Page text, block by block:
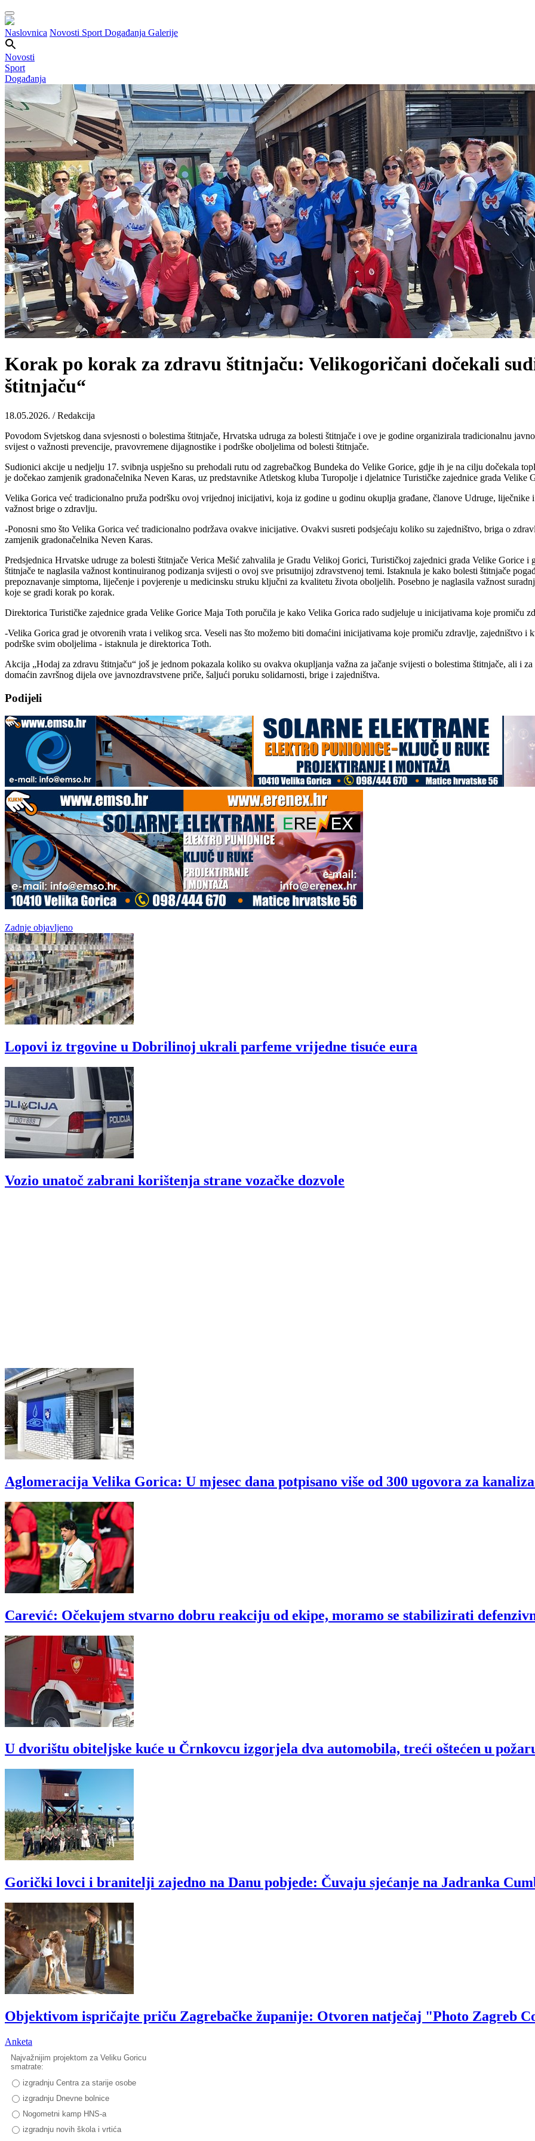
Naslovnica Novosti Sport Događanja Galerije
Novosti
Sport
Događanja
Korak po korak za zdravu štitnjaču: Velikogoričani dočekali
štitnjaču“
18.05.2026. / Redakcija
Povodom Svjetskog dana svjesnosti o bolestima štitnjače, Hrvatska udruga za bolesti štitnjače i ove je godine organizirala tradicionalnu
svijest o važnosti prevencije, pravovremene dijagnostike i podrške oboljelima od bolesti štitnjače.
Sudionici akcije u nedjelju 17. svibnja uspješno su prehodali rutu od zagrebačkog Bundeka do Velike Gorice, gdje ih je na cilju dočekala
je dočekao zamjenik gradonačelnika Neven Karas, uz predstavnike Atletskog kluba Turopolje i djelatnice Turističke zajednice grada Velike
Velika Gorica već tradicionalno pruža podršku ovoj vrijednoj inicijativi, koja iz godine u godinu okuplja građane, članove Udruge, liječnike
važnost brige o zdravlju.
-Ponosni smo što Velika Gorica već tradicionalno podržava ovakve inicijative. Ovakvi susreti podsjećaju koliko su zajedništvo, briga o
zamjenik gradonačelnika Neven Karas.
Predsjednica Hrvatske udruge za bolesti štitnjače Verica Mešić zahvalila je Gradu Velikoj Gorici, Turističkoj zajednici grada Velike Gorice
štitnjače te naglasila važnost kontinuiranog podizanja svijesti o ovoj sve prisutnijoj zdravstvenoj temi. Istaknula je kako bolesti štitnjače
prepoznavanje simptoma, liječenje i povjerenje u medicinsku struku ključni za kvalitetu života oboljelih. Posebno je naglasila važnost
koje se gradi korak po korak.
Direktorica Turističke zajednice grada Velike Gorice Maja Toth poručila je kako Velika Gorica rado sudjeluje u inicijativama koje promiču
-Velika Gorica grad je otvorenih vrata i velikog srca. Veseli nas što možemo biti domaćini inicijativama koje promiču zdravlje, zajedništvo i
podrške svim oboljelima - istaknula je direktorica Toth.
Akcija „Hodaj za zdravu štitnjaču“ još je jednom pokazala koliko su ovakva okupljanja važna za jačanje svijesti o bolestima štitnjače, ali i
domaćin završnog dijela ove javnozdravstvene priče, šaljući poruku solidarnosti, brige i zajedništva.
Podijeli
Zadnje objavljeno
Lopovi iz trgovine u Dobrilinoj ukrali parfeme vrijedne tisuće eura
Vozio unatoč zabrani korištenja strane vozačke dozvole
Aglomeracija Velika Gorica: U mjesec dana potpisano više od 300 ugovora za
Carević: Očekujem stvarno dobru reakciju od ekipe, moramo se stabilizirati
U dvorištu obiteljske kuće u Črnkovcu izgorjela dva automobila, treći oštećen u
Gorički lovci i branitelji zajedno na Danu pobjede: Čuvaju sjećanje na Jadranka
Objektivom ispričajte priču Zagrebačke županije: Otvoren natječaj "Photo Zagreb
Anketa
Najvažnijim projektom za Veliku Goricu
smatrate:
izgradnju Centra za starije osobe
izgradnju Dnevne bolnice
Nogometni kamp HNS-a
izgradnju novih škola i vrtića